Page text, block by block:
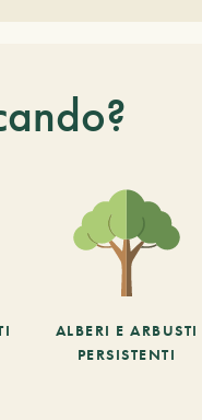
ALBERI E ARBUSTI
PERSISTENTI